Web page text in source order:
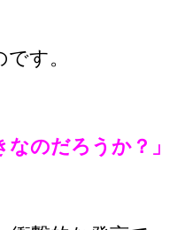
す。
なのだろうか？」